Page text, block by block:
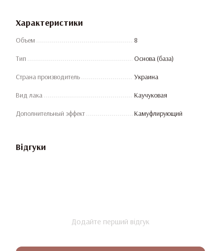
Характеристики
Объем 8
Тип Основа (база)
Страна производитель Украина
Вид лака Каучуковая
Дополнительный эффект Камуфлирующий
Відгуки
Додайте перший відгук